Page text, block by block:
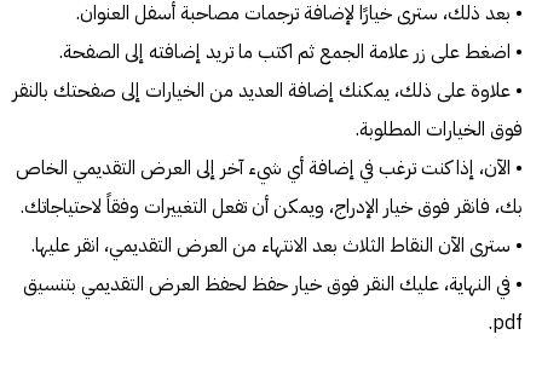
• بعد ذلك، سترى خيارًا لإضافة ترجمات مصاحبة أسفل العنوان.
• اضغط على زر علامة الجمع ثم اكتب ما تريد إضافته إلى الصفحة.
• علاوة على ذلك، يمكنك إضافة العديد من الخيارات إلى صفحتك بالنقر
فوق الخيارات المطلوبة.
• الآن، إذا كنت ترغب في إضافة أي شيء آخر إلى العرض التقديمي الخاص
بك، فانقر فوق خيار الإدراج، ويمكن أن تفعل التغييرات وفقاً لاحتياجاتك.
• سترى الآن النقاط الثلاث بعد الانتهاء من العرض التقديمي، انقر عليها.
• في النهاية، عليك النقر فوق خيار حفظ لحفظ العرض التقديمي بتنسيق
pdf.